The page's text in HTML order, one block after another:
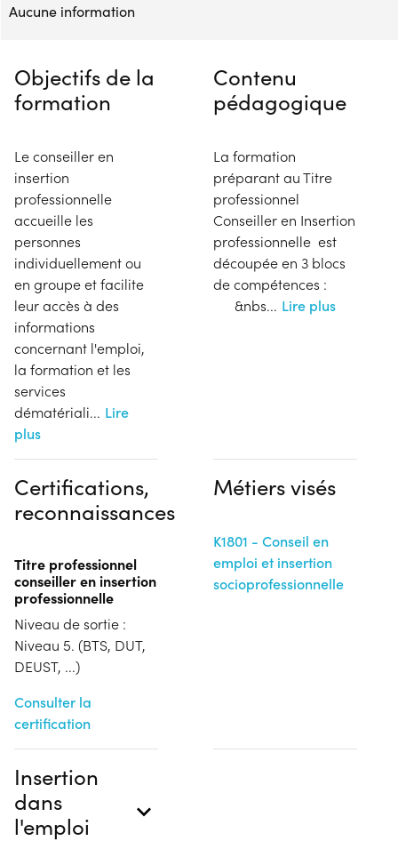
Aucune information
Objectifs de la
formation
Le conseiller en
insertion
professionnelle
accueille les
personnes
individuellement ou
en groupe et facilite
leur accès à des
informations
concernant l'emploi,
la formation et les
services
dématériali... Lire
plus
Contenu
pédagogique
La formation
préparant au Titre
professionnel
Conseiller en Insertion
professionnelle est
découpée en 3 blocs
de compétences :
&nbs... Lire plus
Certifications,
reconnaissances
Titre professionnel
conseiller en insertion
professionnelle
Niveau de sortie :
Niveau 5. (BTS, DUT,
DEUST, ...)
Consulter la
certification
Métiers visés
K1801 - Conseil en
emploi et insertion
socioprofessionnelle
Insertion
dans
l'emploi